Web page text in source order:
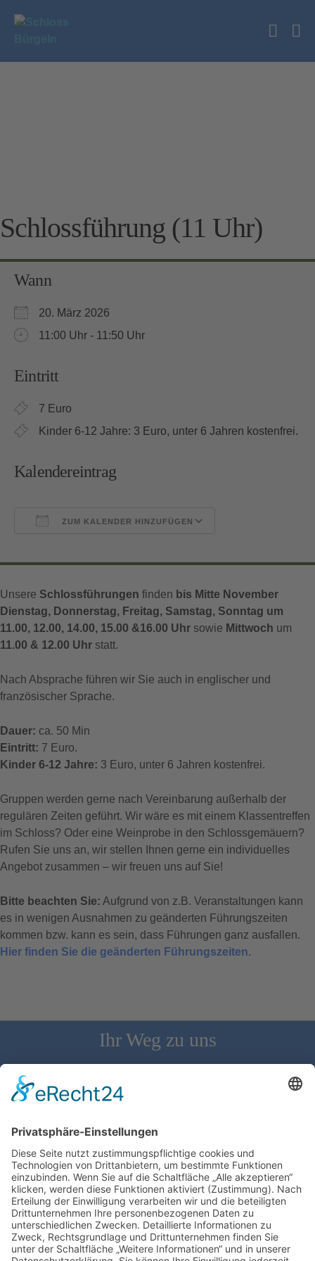
Inhalt
Schlossführung (11 Uhr)
Wann
20. März 2026
11:00 Uhr - 11:50 Uhr
Eintritt
7 Euro
Kinder 6-12 Jahre: 3 Euro, unter 6 Jahren kostenfrei.
Kalendereintrag
ZUM KALENDER HINZUFÜGEN
Unsere Schlossführungen finden bis Mitte November
Dienstag, Donnerstag, Freitag, Samstag, Sonntag um
11.00, 12.00, 14.00, 15.00 &16.00 Uhr sowie Mittwoch um
11.00 & 12.00 Uhr statt.
Nach Absprache führen wir Sie auch in englischer und
französischer Sprache.
Dauer: ca. 50 Min
Eintritt: 7 Euro.
Kinder 6-12 Jahre: 3 Euro, unter 6 Jahren kostenfrei.
Gruppen werden gerne nach Vereinbarung außerhalb der
regulären Zeiten geführt. Wir wäre es mit einem Klassentreffen
im Schloss? Oder eine Weinprobe in den Schlossgemäuern?
Rufen Sie uns an, wir stellen Ihnen gerne ein individuelles
Angebot zusammen – wir freuen uns auf Sie!
Bitte beachten Sie: Aufgrund von z.B. Veranstaltungen kann
es in wenigen Ausnahmen zu geänderten Führungszeiten
kommen bzw. kann es sein, dass Führungen ganz ausfallen.
Hier finden Sie die geänderten Führungszeiten.
Ihr Weg zu uns
Schloss Bürgeln, 79418 Schliengen | Telefon: 07626/237 | E-
Mail: direktion@schlossbuergeln.de
Wir benötigen Ihre Zustimmung, um den
Google Maps-Service zu laden!
Wir verwenden einen Service eines
Drittanbieters, um Karteninhalte einzubetten.
Dieser Service kann Daten zu Ihren Aktivitäten
sammeln. Bitte lesen Sie die Details durch und
stimmen Sie der Nutzung des Service zu, um